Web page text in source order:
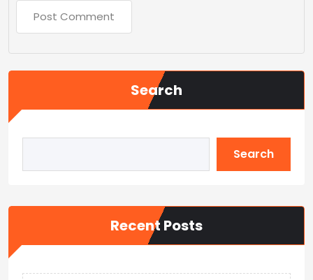
Search
Search
Recent Posts